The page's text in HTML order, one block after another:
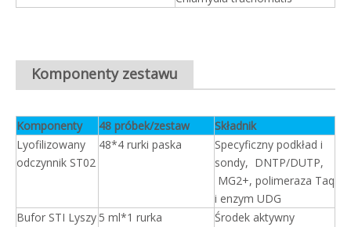
Komponenty zestawu
Komponenty 48 próbek/zestaw
Składnik
Lyofilizowany
odczynnik ST02
48*4 rurki paska
Specyficzny podkład i
sondy, DNTP/DUTP,
MG2+, polimeraza Taq
i enzym UDG
Bufor STI Lyszy 5 ml*1 rurka
Środek aktywny